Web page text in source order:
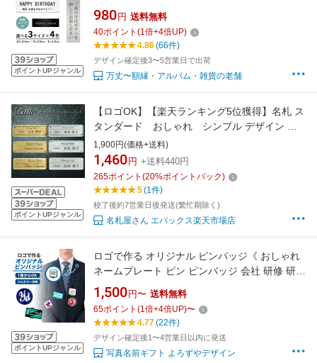
ポイントUPジャンル
ボード 席札 メッセージ 名前 表札 部屋番号 銘
板 名札 表題 タイトル 表示板 ギフト 寄贈 記念
品 誕生祝 結婚記念 開店祝 還暦祝 周年記念 創
980 円 送料無料
40ポイント (1倍+4倍UP)
4.86(66件)
デザイン確定後3〜5営業日で出荷
万丈〜額縁・アルバム・雑貨の老舗
ポイントUPジャンル
【ロゴOK】【楽天ランキング5位獲得】名札 ス
タンダード おしゃれ シンプル デザイン マ
グネット クリップ オリジナル ネーム プレート
バッジ 名入れ ネームバッジ1個から製作 高級感
ホテル サロン ビジネス 大量注文 飲食店 歯
科医院 名札作成 社員 司会者
1,900円(価格+送料)
1,460 円 +送料440円
265ポイント (20%ポイントバック)
5(1件)
校了後約7営業日後発送(繁忙期除く)
名札屋さん エパックス楽天市場店
ポイントUPジャンル
ロゴで作る オリジナル ピンバッジ《 おしゃれ
ネームプレート ピン ピンバッジ 会社 研修 研修
中 アルバイト 入社 新入社員》
1,500 円〜 送料無料
65ポイント (1倍+4倍UP)〜
4.77(22件)
デザイン確定後1〜4営業日以内に発送
写真名前ギフト よろずやデザイン